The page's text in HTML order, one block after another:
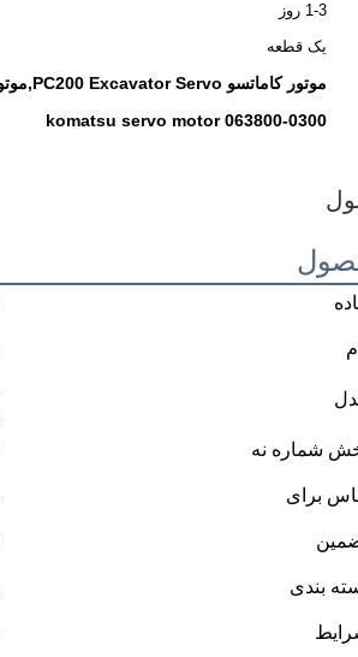
1-3 روز
یک قطعه
موتور کاماتسو PC200 Excavator Servo,موتور سرواوی حفاری 063800-0300,موتور سرو کاماتسو 063800-0300
komatsu servo motor 063800-0300
شماره نه
برای
بندی